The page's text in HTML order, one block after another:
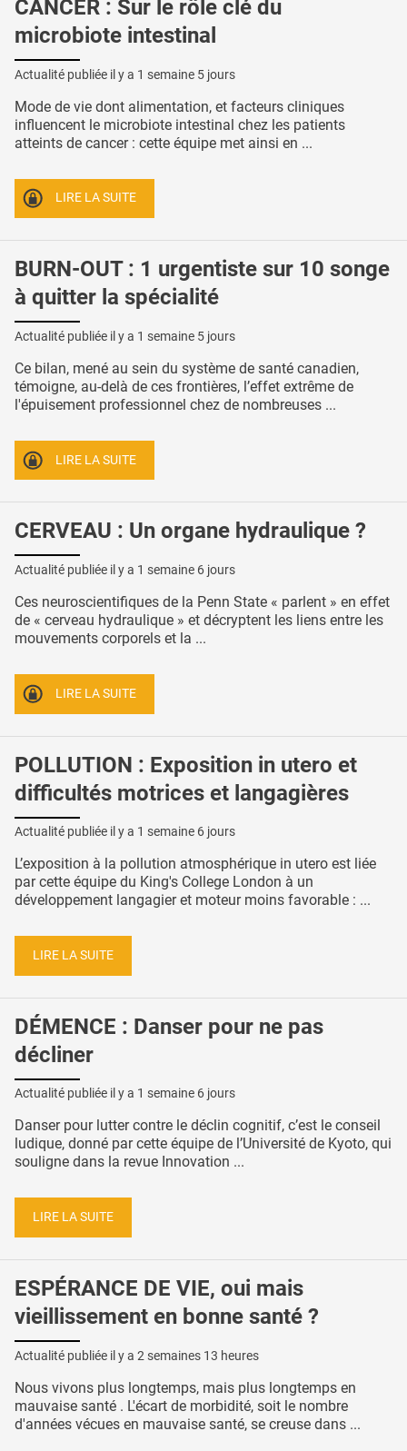
CANCER : Sur le rôle clé du
microbiote intestinal
Actualité publiée il y a 1 semaine 5 jours
Mode de vie dont alimentation, et facteurs cliniques
influencent le microbiote intestinal chez les patients
atteints de cancer : cette équipe met ainsi en ...
LIRE LA SUITE
BURN-OUT : 1 urgentiste sur 10 songe
à quitter la spécialité
Actualité publiée il y a 1 semaine 5 jours
Ce bilan, mené au sein du système de santé canadien,
témoigne, au-delà de ces frontières, l’effet extrême de
l'épuisement professionnel chez de nombreuses ...
LIRE LA SUITE
CERVEAU : Un organe hydraulique ?
Actualité publiée il y a 1 semaine 6 jours
Ces neuroscientifiques de la Penn State « parlent » en effet
de « cerveau hydraulique » et décryptent les liens entre les
mouvements corporels et la ...
LIRE LA SUITE
POLLUTION : Exposition in utero et
difficultés motrices et langagières
Actualité publiée il y a 1 semaine 6 jours
L’exposition à la pollution atmosphérique in utero est liée
par cette équipe du King's College London à un
développement langagier et moteur moins favorable : ...
LIRE LA SUITE
DÉMENCE : Danser pour ne pas
décliner
Actualité publiée il y a 1 semaine 6 jours
Danser pour lutter contre le déclin cognitif, c’est le conseil
ludique, donné par cette équipe de l’Université de Kyoto, qui
souligne dans la revue Innovation ...
LIRE LA SUITE
ESPÉRANCE DE VIE, oui mais
vieillissement en bonne santé ?
Actualité publiée il y a 2 semaines 13 heures
Nous vivons plus longtemps, mais plus longtemps en
mauvaise santé . L'écart de morbidité, soit le nombre
d'années vécues en mauvaise santé, se creuse dans ...